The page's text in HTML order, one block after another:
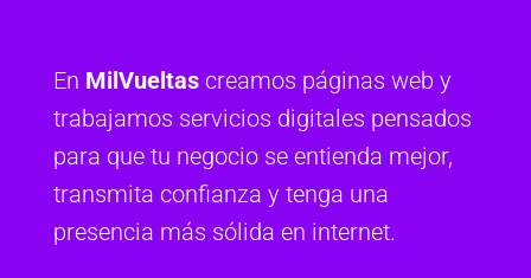
En MilVueltascreamos páginas web y
trabajamos servicios digitales pensados
para que tu negocio se entienda mejor,
transmita confianza y tenga una
presencia más sólida en internet.